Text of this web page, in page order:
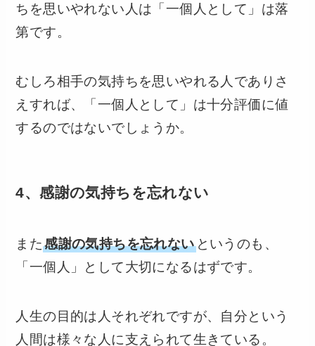
ちを思いやれない人は「一個人として」は落
第です。
むしろ相手の気持ちを思いやれる人でありさ
えすれば、「一個人として」は十分評価に値
するのではないでしょうか。
4、感謝の気持ちを忘れない
また感謝の気持ちを忘れないというのも、
「一個人」として大切になるはずです。
人生の目的は人それぞれですが、自分という
人間は様々な人に支えられて生きている。